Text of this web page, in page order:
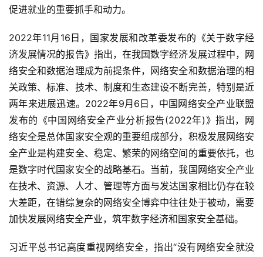
促进就业的重要抓手和动力。
2022年11月16日，国家发展和改革委发布的《关于数字经
济发展情况的报告》指出，在我国数字经济发展过程中，网
络安全和数据治理成为前提条件，网络安全和数据治理的相
关政策、标准、技术、制度和生态建设不断完善，特别是近
两年来进展迅速。2022年9月6日，中国网络安全产业联盟
发布的《中国网络安全产业分析报告(2022年)》指出，网
络安全是总体国家安全观的重要组成部分，积极发展网络安
全产业是构建安全、稳定、繁荣的网络空间的重要依托，也
是数字时代国家安全的战略基石。当前，我国网络安全产业
在技术、资源、人才、管理等方面与发达国家相比仍存在较
大差距，在错综复杂的网络安全博弈中往往处于被动，需要
加快发展网络安全产业，筑牢数字经济和国家安全基础。
习近平总书记高度重视网络安全，指出“没有网络安全就没